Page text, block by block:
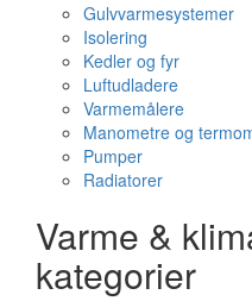
Gulvvarmesystemer
Isolering
Kedler og fyr
Luftudladere
Varmemålere
Manometre og
Pumper
Radiatorer
Varme &
kategorier